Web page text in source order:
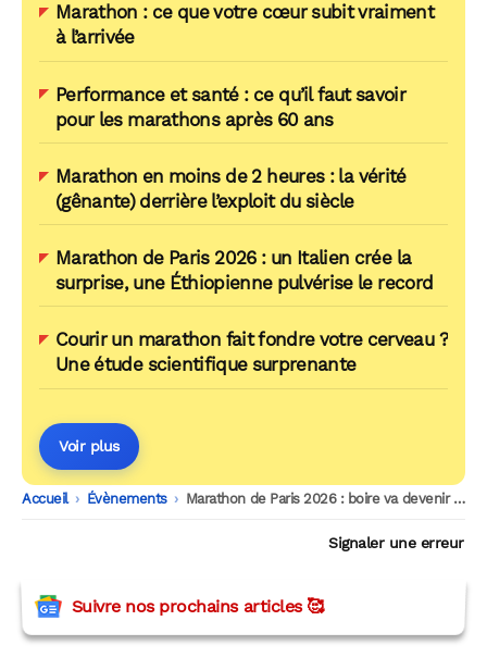
Marathon : ce que votre cœur subit vraiment
à l’arrivée
Performance et santé : ce qu’il faut savoir
pour les marathons après 60 ans
Marathon en moins de 2 heures : la vérité
(gênante) derrière l’exploit du siècle
Marathon de Paris 2026 : un Italien crée la
surprise, une Éthiopienne pulvérise le record
Courir un marathon fait fondre votre cerveau ?
Une étude scientifique surprenante
Voir plus
Accueil -
Évènements -
Marathon de Paris 2026 : boire va devenir plus compliqué, voici nos conseils
Signaler une erreur
Suivre nos prochains articles 🥰